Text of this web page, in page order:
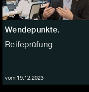
Wendepunkte.
Reifeprüfung
vom 19.12.2023